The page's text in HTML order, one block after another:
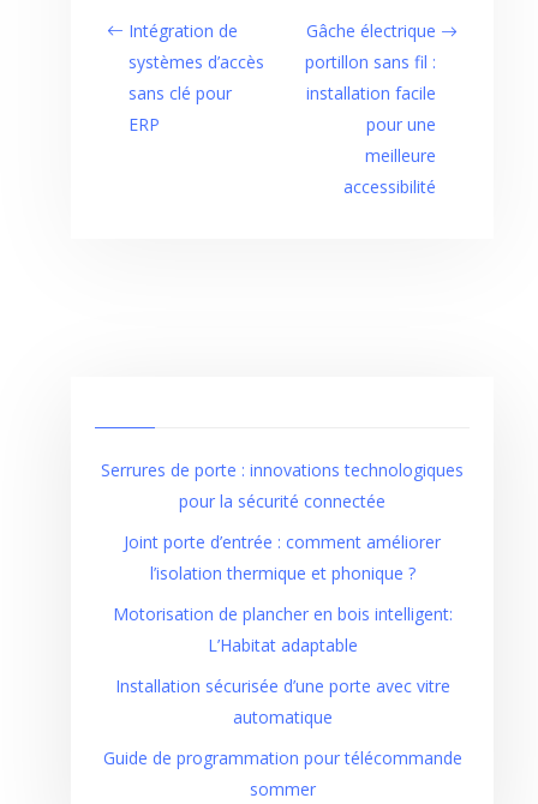
Intégration de
systèmes d’accès
sans clé pour
ERP
Gâche électrique
portillon sans fil :
installation facile
pour une
meilleure
accessibilité
Serrures de porte : innovations technologiques
pour la sécurité connectée
Joint porte d’entrée : comment améliorer
l’isolation thermique et phonique ?
Motorisation de plancher en bois intelligent:
L’Habitat adaptable
Installation sécurisée d’une porte avec vitre
automatique
Guide de programmation pour télécommande
sommer